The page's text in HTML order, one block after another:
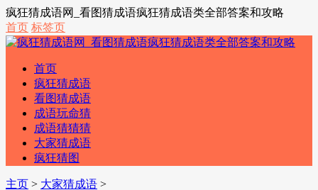
疯狂猜成语网_看图猜成语疯狂猜成语类全部答案和攻略
首页 标签页
首页
疯狂猜成语
看图猜成语
成语玩命猜
成语猜猜猜
大家猜成语
疯狂猜图
主页 > 大家猜成语 >